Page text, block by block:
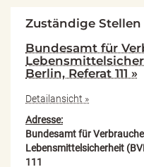
Zuständige
Bundesamt für
Berlin, Referat 111 »
Detailansicht »
Adresse:
Bundesamt für
Lebensmittelsicherheit
111